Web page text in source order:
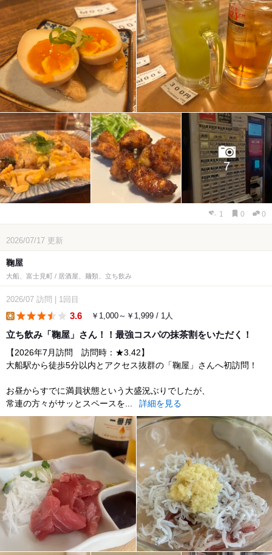
7
1 0 0
2026/07/17 更新
鞠屋
大船、富士見町 / 居酒屋、麺類、立ち飲み
2026/07 訪問 | 1回目
3.6 ￥1,000～￥1,999 / 1人
立ち飲み「鞠屋」さん！！最強コスパの抹茶割をいただく！
【2026年7月訪問 訪問時：★3.42】
大船駅から徒歩5分以内とアクセス抜群の「鞠屋」さんへ初訪問！
お昼からすでに満員状態という大盛況ぶりでしたが、
常連の方々がサッとスペースを...
詳細を見る